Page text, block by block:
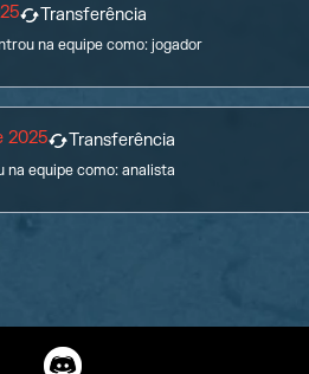
Transferência
na equipe como:jogador
2025 Transferência
na equipe como:analista